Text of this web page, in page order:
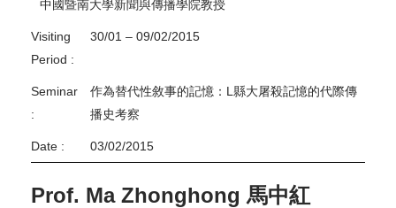
中國暨南大學新聞與傳播學院教授
Visiting
Period :
30/01 – 09/02/2015
Seminar
:
作為替代性敘事的記憶：L縣大屠殺記憶的代際傳
播史考察
Date : 03/02/2015
Prof. Ma Zhonghong 馬中紅